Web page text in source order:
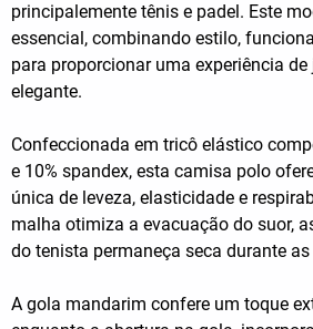
principalemente tênis e padel. Este
essencial, combinando estilo,
para proporcionar uma experiência
elegante.
Confeccionada em tricô elástico
e 10% spandex, esta camisa polo
única de leveza, elasticidade e
malha otimiza a evacuação do suor,
do tenista permaneça seca durante
A gola mandarim confere um toque